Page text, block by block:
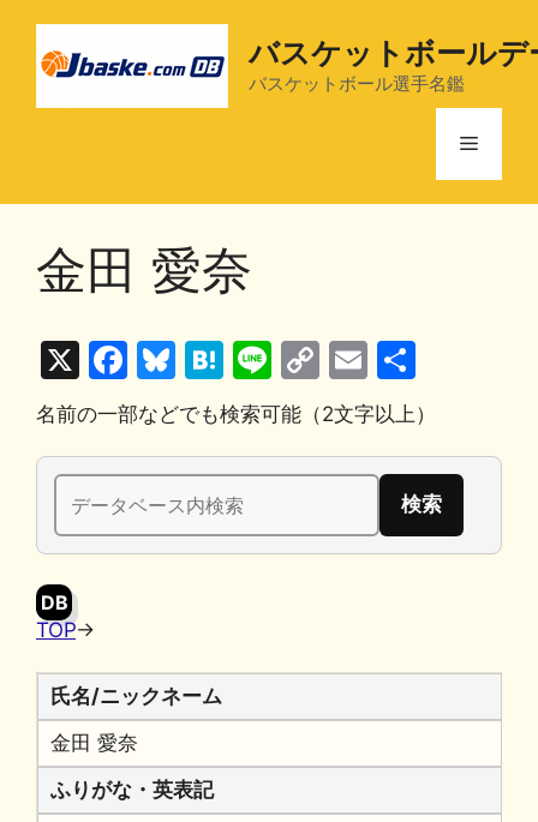
バスケットボールデ
バスケットボール選手名鑑
メ
金田 愛奈
X
F
a
c
e
b
o
Bl
u
e
s
k
y
H
at
e
n
a
Li
n
e
C
o
p
y
n
E
m
ai
l
有
名前の一部などでも検索可能（2文字以上）
検
索:
DB
TOP→
氏名/ニックネーム
金田 愛奈
ふりがな・英表記